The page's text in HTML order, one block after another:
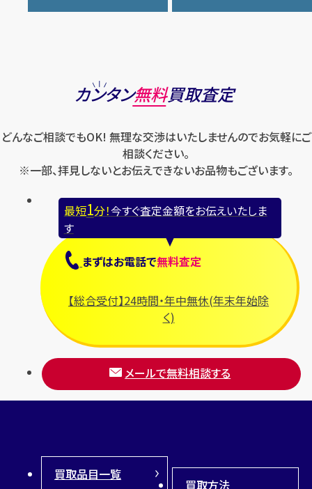
オーデマ ピゲ
スウォッチ
ゼニス
セリーヌ
バカラ
ハリー・ウィンストン
フェラガモ
フェンディ
ブライトリング
プラダ
フランク ミュラー
ブレゲ
ロエベ
ロンジン
カンタン無料買取査定
どんなご相談でもOK! 無理な交渉はいたしませんのでお気軽にご
相談ください。
※一部、拝見しないとお伝えできないお品物もございます。
最短1分！今すぐ査定金額をお伝えいたしま
す
まずはお電話で無料査定
【総合受付】24時間・年中無休(年末年始除
く)
メールで無料相談する
買取品目一覧
買取方法